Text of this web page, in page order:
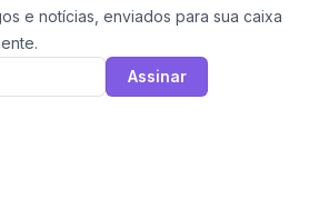
e notícias, enviados para sua caixa
Assinar